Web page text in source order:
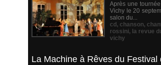
Après une
Vichy le 20
salon du...
cd , chanson,
rossini, la revue
vichy
La Machine à Rêves du Festival